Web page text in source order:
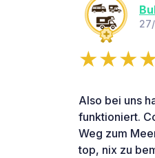
Also bei uns
funktioniert.
Weg zum
top, nix zu